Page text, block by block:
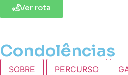
Ver rota
Condolências
SOBRE PERCURSO